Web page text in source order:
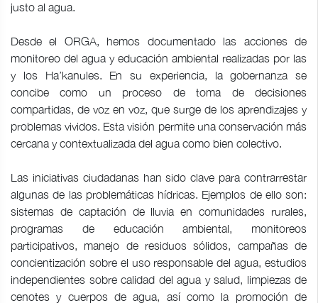
justo al agua.
Desde el ORGA, hemos documentado las acciones de
monitoreo del agua y educación ambiental realizadas por las
y los Ha’kanules. En su experiencia, la gobernanza se
concibe como un proceso de toma de decisiones
compartidas, de voz en voz, que surge de los aprendizajes y
problemas vividos. Esta visión permite una conservación más
cercana y contextualizada del agua como bien colectivo.
Las iniciativas ciudadanas han sido clave para contrarrestar
algunas de las problemáticas hídricas. Ejemplos de ello son:
sistemas de captación de lluvia en comunidades rurales,
programas de educación ambiental, monitoreos
participativos, manejo de residuos sólidos, campañas de
concientización sobre el uso responsable del agua, estudios
independientes sobre calidad del agua y salud, limpiezas de
cenotes y cuerpos de agua, así como la promoción de